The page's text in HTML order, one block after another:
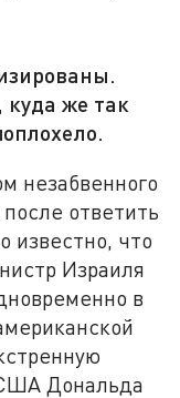
же так
незабвенного
ответить
известно, что
Израиля
в
Дональда